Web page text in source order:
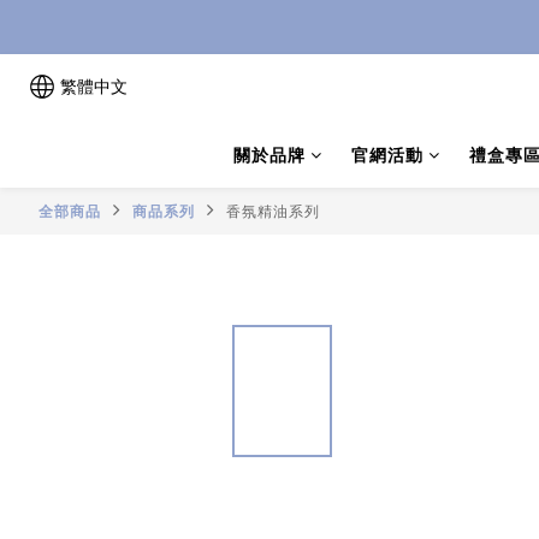
繁體中文
關於品牌 官網活動 禮盒專
全部商品 商品系列 香氛精油系列